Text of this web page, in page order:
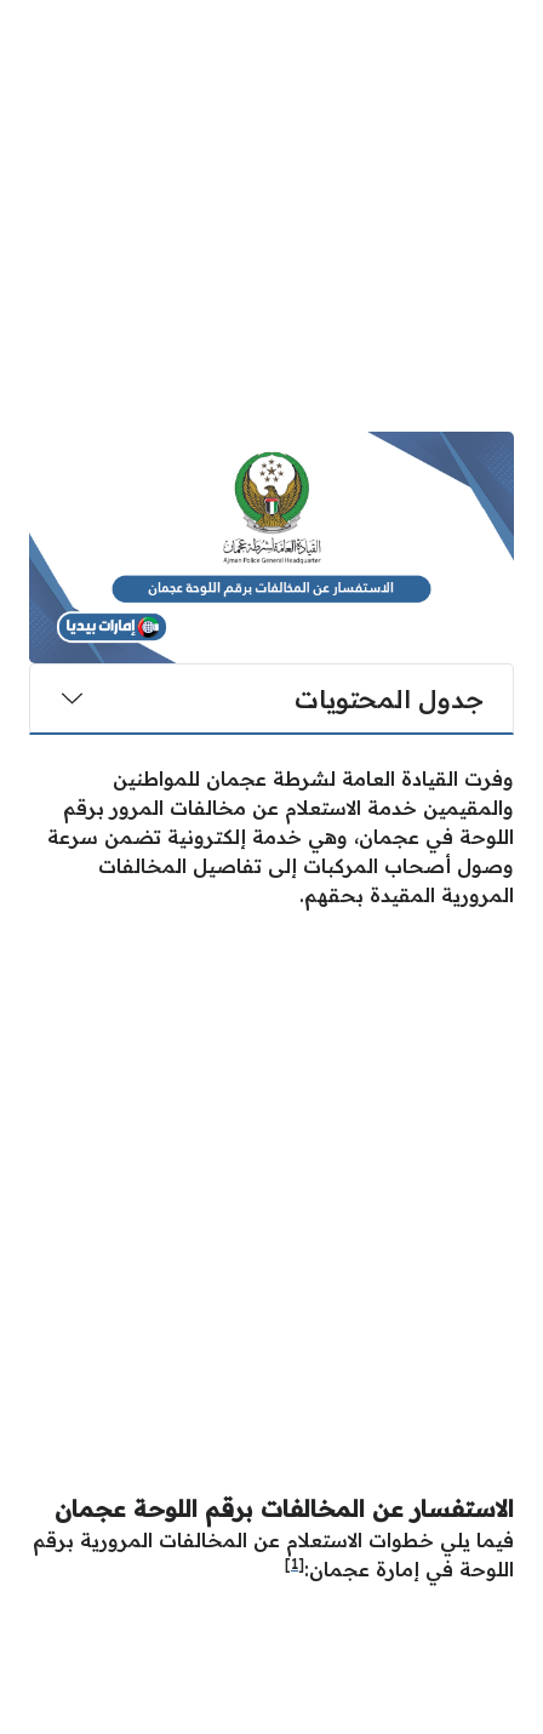
جدول المحتويات
وفرت القيادة العامة لشرطة عجمان للمواطنين
والمقيمين خدمة الاستعلام عن مخالفات المرور برقم
اللوحة في عجمان، وهي خدمة إلكترونية تضمن سرعة
وصول أصحاب المركبات إلى تفاصيل المخالفات
المرورية المقيدة بحقهم.
الاستفسار عن المخالفات برقم اللوحة عجمان
فيما يلي خطوات الاستعلام عن المخالفات المرورية برقم
اللوحة في إمارة عجمان:[1]